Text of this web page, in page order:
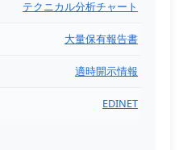
テクニカル分析チャート
大量保有報告書
適時開示情報
EDINET